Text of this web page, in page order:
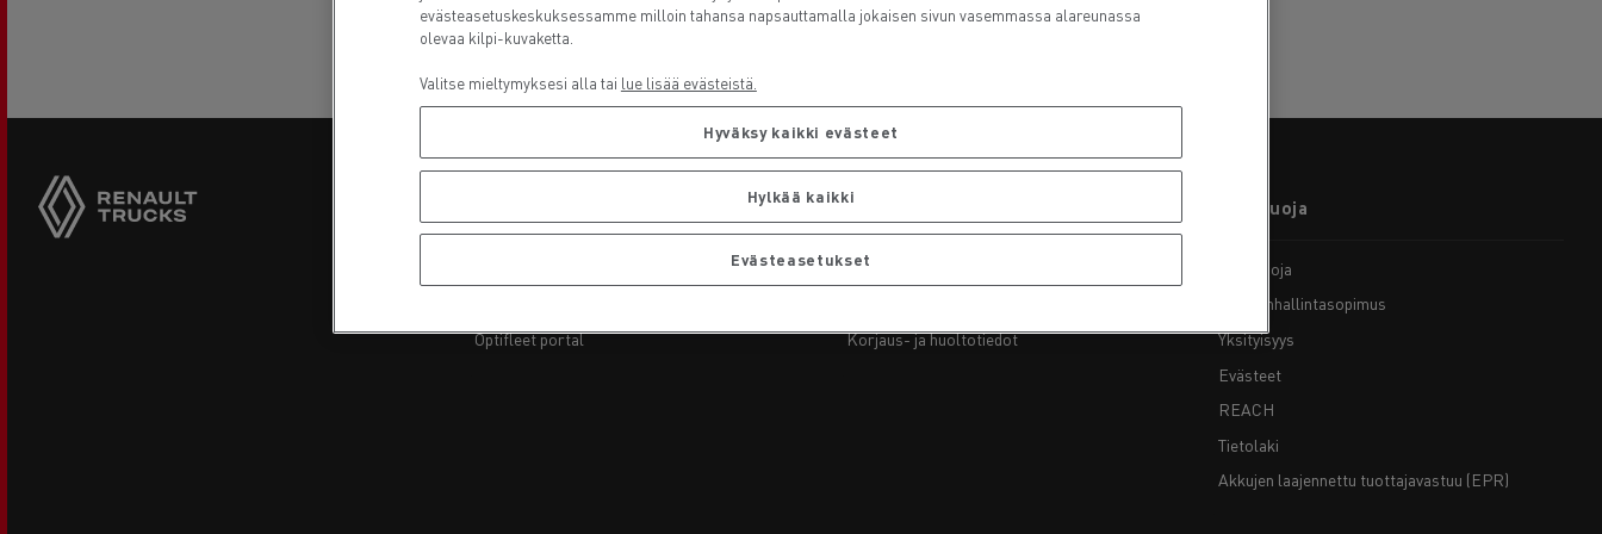
Sähkökuorma-auton rahoitus
menuMuut Renault Trucks verkkopalvelut
Optifleet portal
Yhteistyökumppaneille
Mediapankki
Korjaus- ja huoltotiedot
Tietosuoja
Tietosuoja
Tietojenhallintasopimus
Yksityisyys
Evästeet
REACH
Tietolaki
Akkujen laajennettu tuottajavastuu (EPR)
evästeasetuskeskuksessamme milloin tahansa napsauttamalla jokaisen sivun vasemmassa alareunassa
olevaa kilpi-kuvaketta.
Valitse mieltymyksesi alla tai lue lisää evästeistä.
Hyväksy kaikki evästeet
Hylkää kaikki
Evästeasetukset